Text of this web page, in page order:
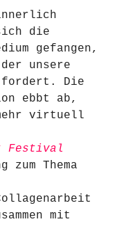
die
gefangen,
unsere
fordert. Die
ebbt ab,
virtuell
Festival
zum Thema
mit